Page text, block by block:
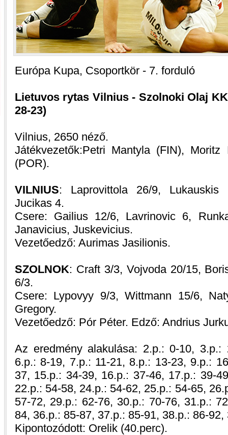
Európa Kupa, Csoportkör - 7. forduló
Lietuvos rytas Vilnius - Szolnoki Olaj KK
28-23)
Vilnius, 2650 néző.
Játékvezetők:Petri Mantyla (FIN),
(POR).
VILNIUS: Laprovittola 26/9,
Jucikas 4.
Csere: Gailius 12/6, Lavrinovic 6,
Janavicius, Juskevicius.
Vezetőedző: Aurimas Jasilionis.
SZOLNOK: Craft 3/3, Vojvoda 20/15,
6/3.
Csere: Lypovyy 9/3, Wittmann 15/6,
Gregory.
Vezetőedző: Pór Péter. Edző: Andrius
Az eredmény alakulása: 2.p.: 0-10,
6.p.: 8-19, 7.p.: 11-21, 8.p.: 13-23, 9.p.:
37, 15.p.: 34-39, 16.p.: 37-46, 17.p.: 39-
22.p.: 54-58, 24.p.: 54-62, 25.p.: 54-65,
57-72, 29.p.: 62-76, 30.p.: 70-76, 31.p.:
84, 36.p.: 85-87, 37.p.: 85-91, 38.p.: 86-92,
Kipontozódott: Orelik (40.perc).